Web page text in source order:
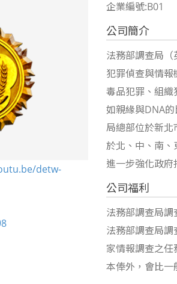
detw-
企業編號:B01
公司簡介
法務部調查局
犯罪偵查與情
毒品犯罪、組織
如親緣與DNA
局總部位於新
於北、中、南、
進一步強化政府
公司福利
法務部調查局
法務部調查局
家情報調查之
本俸外，會比一